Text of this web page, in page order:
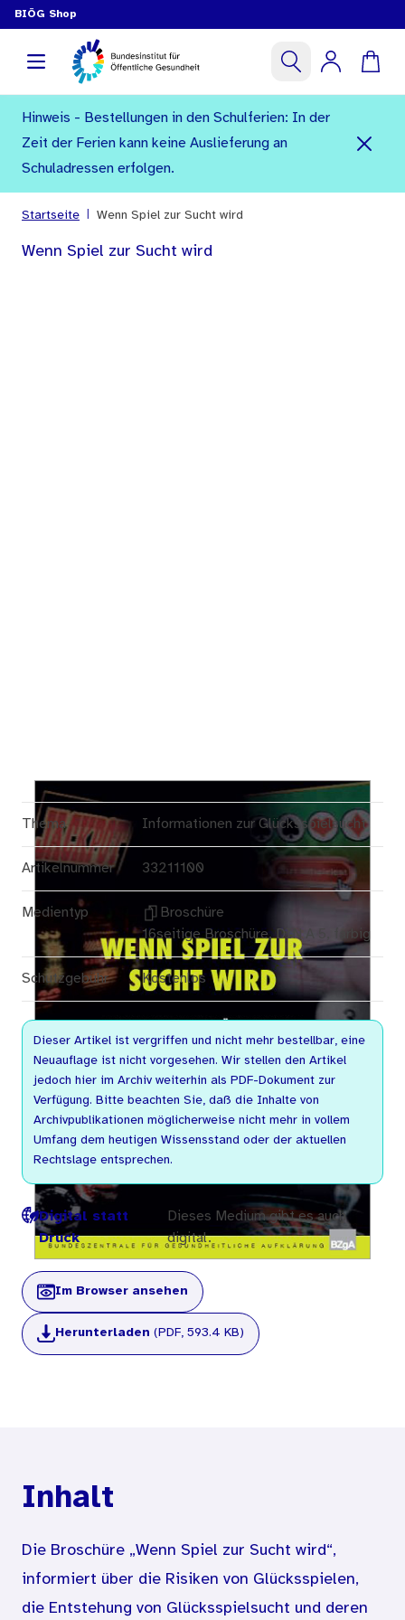
BIÖG Shop
Hinweis - Bestellungen in den Schulferien: In der
Zeit der Ferien kann keine Auslieferung an
Schuladressen erfolgen.
Startseite Wenn Spiel zur Sucht wird
Wenn Spiel zur Sucht wird
Thema Informationen zur Glücksspielsucht
Artikelnummer 33211100
Medientyp
Broschüre
16seitige Broschüre, DIN A 5, farbig
Schutzgebühr Kostenlos
Dieser Artikel ist vergriffen und nicht mehr bestellbar, eine
Neuauflage ist nicht vorgesehen. Wir stellen den Artikel
jedoch hier im Archiv weiterhin als PDF-Dokument zur
Verfügung. Bitte beachten Sie, daß die Inhalte von
Archivpublikationen möglicherweise nicht mehr in vollem
Umfang dem heutigen Wissensstand oder der aktuellen
Rechtslage entsprechen.
Digital statt
Druck
Dieses Medium gibt es auch
digital.
Im Browser ansehen
Herunterladen (PDF, 593.4 KB)
Inhalt
Die Broschüre „Wenn Spiel zur Sucht wird“,
informiert über die Risiken von Glücksspielen,
die Entstehung von Glücksspielsucht und deren